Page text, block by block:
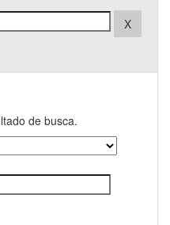
de busca.